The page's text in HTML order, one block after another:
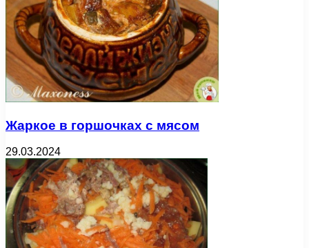
Жаркое в горшочках с мясом
29.03.2024